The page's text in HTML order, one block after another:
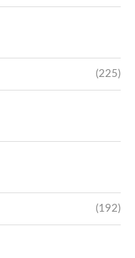
(225)
(192)